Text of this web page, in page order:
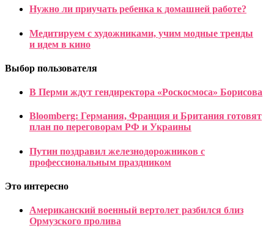
Нужно ли приучать ребенка к домашней работе?
Медитируем с художниками, учим модные тренды
и идем в кино
Выбор пользователя
В Перми ждут гендиректора «Роскосмоса» Борисова
Bloomberg: Германия, Франция и Британия готовят
план по переговорам РФ и Украины
Путин поздравил железнодорожников с
профессиональным праздником
Это интересно
Американский военный вертолет разбился близ
Ормузского пролива